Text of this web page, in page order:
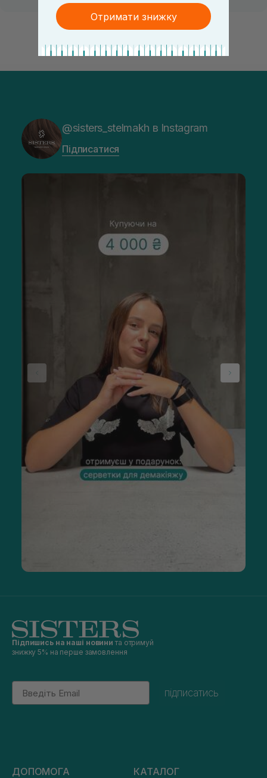
@sisters_stelmakh в Instagram
Підписатися
Підпишись на наші новини та отримуй
знижку 5% на перше замовлення
Email
підписатись
ДОПОМОГА КАТАЛОГ
Отримати знижку